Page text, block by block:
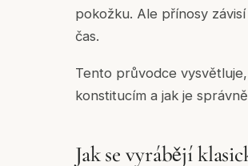
pokožku. Ale přínosy
čas.
Tento průvodce
konstitucím a jak je
Jak se vyrábějí